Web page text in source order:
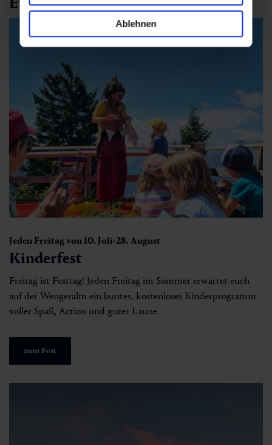
Ablehnen
Jeden Freitag von 10. Juli-28. August
Kinderfest
Freitag ist Festtag! Jeden Freitag im Sommer erwartet euch
auf der Wengeralm ein buntes, kostenloses Kinderprogramm
voller Spaß, Action und guter Laune.
zum Fest